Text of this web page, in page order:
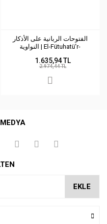
الفتوحات الربانية على الأذكار
النواوية | El-Fütuhatü'r-
1.635,94 TL
2.974,44 TL
EKLE